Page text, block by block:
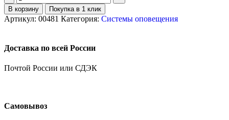
В корзину Покупка в 1 клик
Артикул: 00481 Категория: Системы оповещения
Доставка по всей России
Почтой России или СДЭК
Самовывоз